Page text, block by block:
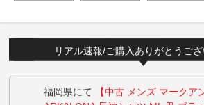
リアル速報/ご購入ありがとうご
福岡県にて
【中古 メンズ マークア